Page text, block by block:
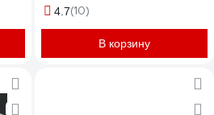
дивертором
4.7(10)
В корзину